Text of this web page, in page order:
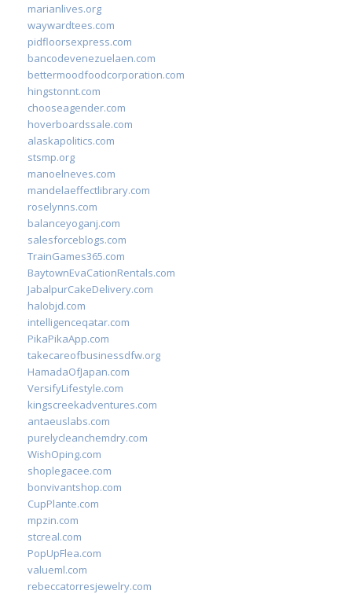
marianlives.org
waywardtees.com
pidfloorsexpress.com
bancodevenezuelaen.com
bettermoodfoodcorporation.com
hingstonnt.com
chooseagender.com
hoverboardssale.com
alaskapolitics.com
stsmp.org
manoelneves.com
mandelaeffectlibrary.com
roselynns.com
balanceyoganj.com
salesforceblogs.com
TrainGames365.com
BaytownEvaCationRentals.com
JabalpurCakeDelivery.com
halobjd.com
intelligenceqatar.com
PikaPikaApp.com
takecareofbusinessdfw.org
HamadaOfJapan.com
VersifyLifestyle.com
kingscreekadventures.com
antaeuslabs.com
purelycleanchemdry.com
WishOping.com
shoplegacee.com
bonvivantshop.com
CupPlante.com
mpzin.com
stcreal.com
PopUpFlea.com
valueml.com
rebeccatorresjewelry.com